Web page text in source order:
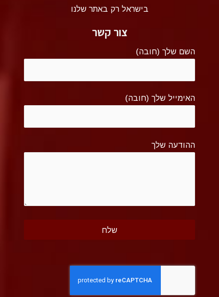
בישראל רק באתר שלנו
צור קשר
השם שלך (חובה)
האימייל שלך (חובה)
ההודעה שלך